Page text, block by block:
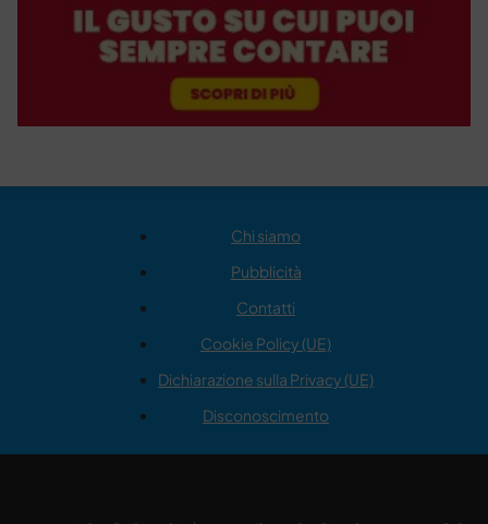
Chi siamo
Pubblicità
Contatti
Cookie Policy (UE)
Dichiarazione sulla Privacy (UE)
Disconoscimento